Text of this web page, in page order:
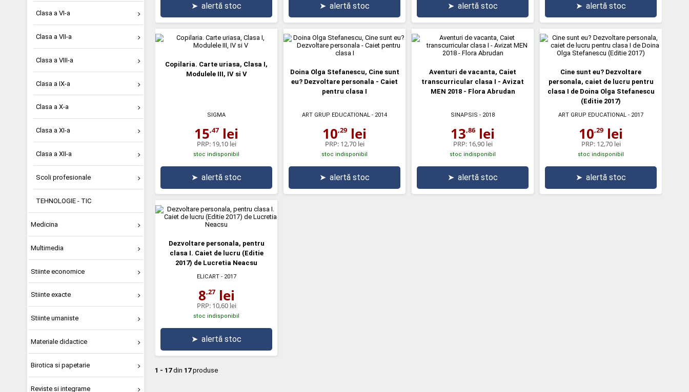
Clasa a VI-a
Clasa a VII-a
Clasa a VIII-a
Clasa a IX-a
Clasa a X-a
Clasa a XI-a
Clasa a XII-a
Scoli profesionale
TEHNOLOGIE - TIC
Medicina
Multimedia
Stiinte economice
Stiinte exacte
Stiinte umaniste
Materiale didactice
Birotica si papetarie
Reviste si integrame
➤ alertă stoc ➤ alertă stoc ➤ alertă stoc ➤ alertă stoc
Copilaria. Carte uriasa, Clasa I,
Modulele III, IV si V
SIGMA
15,47 lei
PRP: 19,10 lei
stoc indisponibil
➤ alertă stoc
Doina Olga Stefanescu, Cine sunt
eu? Dezvoltare personala - Caiet
pentru clasa I
ART GRUP EDUCATIONAL - 2014
10,29 lei
PRP: 12,70 lei
stoc indisponibil
➤ alertă stoc
Aventuri de vacanta, Caiet
transcurricular clasa I - Avizat
MEN 2018 - Flora Abrudan
SINAPSIS - 2018
13,86 lei
PRP: 16,90 lei
stoc indisponibil
➤ alertă stoc
Cine sunt eu? Dezvoltare
personala, caiet de lucru pentru
clasa I de Doina Olga Stefanescu
(Editie 2017)
ART GRUP EDUCATIONAL - 2017
10,29 lei
PRP: 12,70 lei
stoc indisponibil
➤ alertă stoc
Dezvoltare personala, pentru
clasa I. Caiet de lucru (Editie
2017) de Lucretia Neacsu
ELICART- 2017
8,27lei
PRP: 10,60 lei
stoc indisponibil
➤ alertă stoc
1 - 17din 17produse